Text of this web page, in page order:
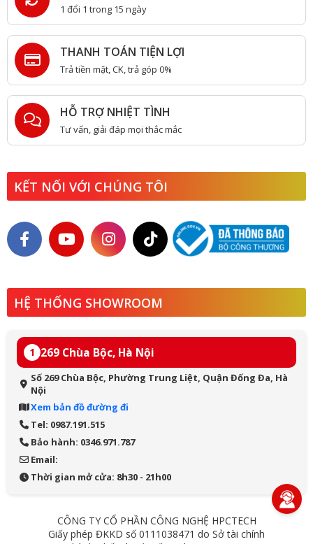
1 đổi 1 trong 15 ngày
THANH TOÁN TIỆN LỢI
Trả tiền mặt, CK, trả góp 0%
HỖ TRỢ NHIỆT TÌNH
Tư vấn, giải đáp mọi thắc mắc
KẾT NỐI VỚI CHÚNG TÔI
HỆ THỐNG SHOWROOM
1 269 Chùa Bộc, Hà Nội
Số 269 Chùa Bộc, Phường Trung Liệt, Quận Đống Đa, Hà
Nội
Xem bản đồ đường đi
Tel: 0987.191.515
Bảo hành: 0346.971.787
Email:
Thời gian mở cửa: 8h30 - 21h00
CÔNG TY CỔ PHẦN CÔNG NGHỆ HPCTECH
Giấy phép ĐKKD số 0111038471 do Sở tài chính